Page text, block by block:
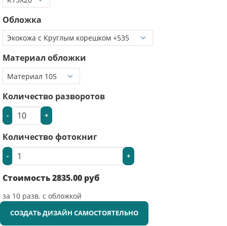
Обложка
Материал обложки
Количество разворотов
- +
Количество фотокниг
- +
Стоимость2835.00 руб
за 10 разв. с обложкой
СОЗДАТЬ ДИЗАЙН САМОСТОЯТЕЛЬНО